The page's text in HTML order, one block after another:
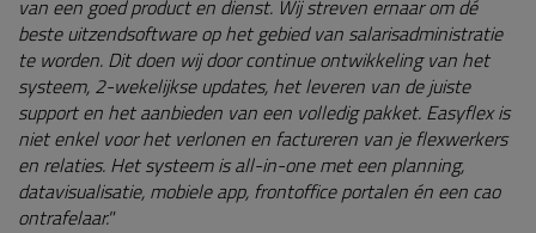
van een goed product en dienst. Wij streven ernaar om dé
beste uitzendsoftware op het gebied van salarisadministratie
te worden. Dit doen wij door continue ontwikkeling van het
systeem, 2-wekelijkse updates, het leveren van de juiste
support en het aanbieden van een volledig pakket. Easyflex is
niet enkel voor het verlonen en factureren van je flexwerkers
en relaties. Het systeem is all-in-one met een planning,
datavisualisatie, mobiele app, frontoffice portalen én een cao
ontrafelaar."